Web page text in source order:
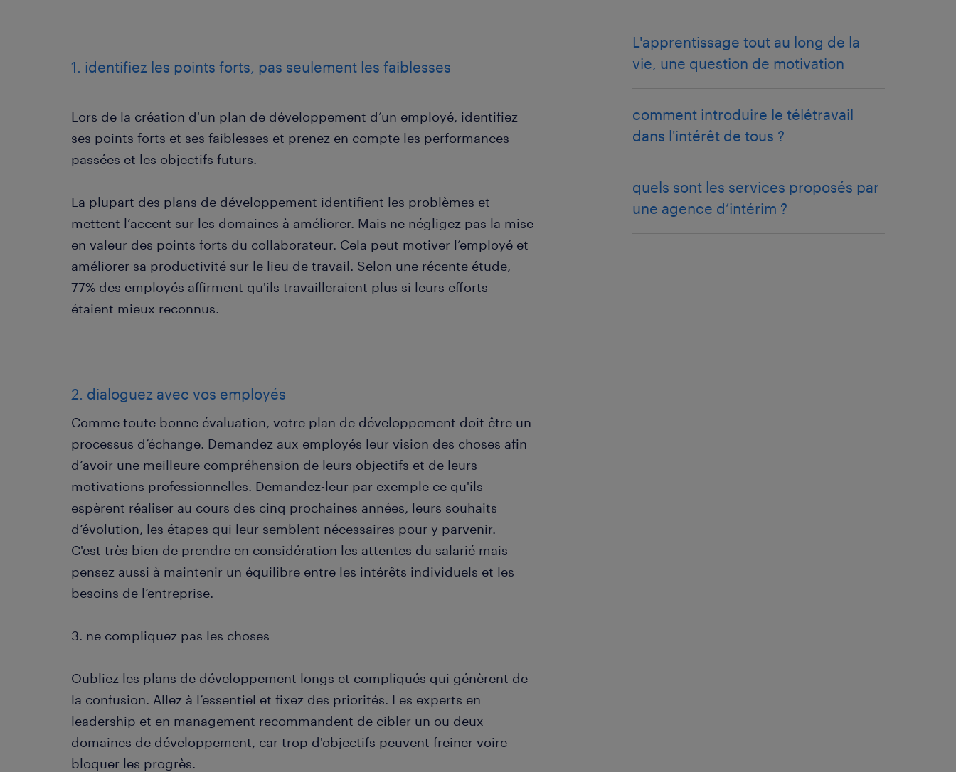
1. identifiez les points forts, pas seulement les faiblesses
Lors de la création d'un plan de développement d’un employé, identifiez
ses points forts et ses faiblesses et prenez en compte les performances
passées et les objectifs futurs.
La plupart des plans de développement identifient les problèmes et
mettent l’accent sur les domaines à améliorer. Mais ne négligez pas la mise
en valeur des points forts du collaborateur. Cela peut motiver l’employé et
améliorer sa productivité sur le lieu de travail. Selon une récente étude,
77% des employés affirment qu'ils travailleraient plus si leurs efforts
étaient mieux reconnus.
2. dialoguez avec vos employés
Comme toute bonne évaluation, votre plan de développement doit être un
processus d’échange. Demandez aux employés leur vision des choses afin
d’avoir une meilleure compréhension de leurs objectifs et de leurs
motivations professionnelles. Demandez-leur par exemple ce qu'ils
espèrent réaliser au cours des cinq prochaines années, leurs souhaits
d’évolution, les étapes qui leur semblent nécessaires pour y parvenir.
C'est très bien de prendre en considération les attentes du salarié mais
pensez aussi à maintenir un équilibre entre les intérêts individuels et les
besoins de l’entreprise.
3. ne compliquez pas les choses
Oubliez les plans de développement longs et compliqués qui génèrent de
la confusion. Allez à l’essentiel et fixez des priorités. Les experts en
leadership et en management recommandent de cibler un ou deux
domaines de développement, car trop d'objectifs peuvent freiner voire
bloquer les progrès.
L'apprentissage tout au long de la
vie, une question de motivation
comment introduire le télétravail
dans l'intérêt de tous ?
quels sont les services proposés par
une agence d’intérim ?